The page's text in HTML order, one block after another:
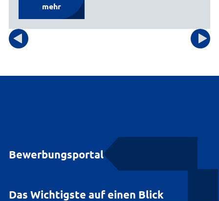
mehr
Bewerbungsportal
Das Wichtigste auf einen Blick